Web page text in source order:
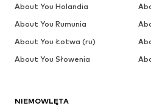
NIEMOWLĘTA
About You Holandia
About You Rumunia
About You Łotwa (ru)
About You Słowenia